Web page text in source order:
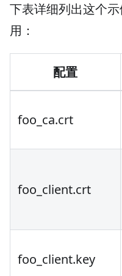
下表详细列出这个
用：
配置
foo_ca.crt
foo_client.crt
foo_client.key